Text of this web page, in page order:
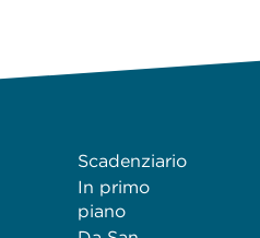
Scadenziario
In primo
piano